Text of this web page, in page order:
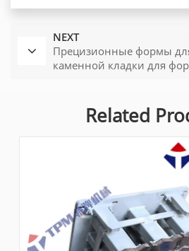
NEXT
Прецизионные формы
каменной кладки для
Related